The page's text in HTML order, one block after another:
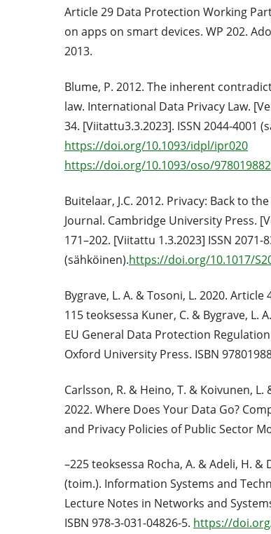
Article 29 Data Protection Working
on apps on smart devices. WP 202.
2013.
Blume, P. 2012. The inherent
law. International Data Privacy Law.
34. [Viitattu3.3.2023]. ISSN 2044-4001
https://doi.org/10.1093/idpl/ipr020
https://doi.org/10.1093/oso/
Buitelaar, J.C. 2012. Privacy: Back to
Journal. Cambridge University Press.
171–202. [Viitattu 1.3.2023] ISSN 2071-
(sähköinen).https://doi.org/10.1017/
Bygrave, L. A. & Tosoni, L. 2020. Article
115 teoksessa Kuner, C. & Bygrave, L.
EU General Data Protection
Oxford University Press. ISBN
Carlsson, R. & Heino, T. & Koivunen, L.
2022. Where Does Your Data Go?
and Privacy Policies of Public Sector
–225 teoksessa Rocha, A. & Adeli, H. &
(toim.). Information Systems and
Lecture Notes in Networks and
ISBN 978-3-031-04826-5. https://